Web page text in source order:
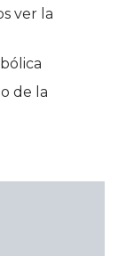
ver la
de la